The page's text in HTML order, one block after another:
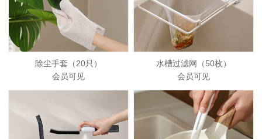
除尘手套（20只）
会员可见
水槽过滤网（50枚）
会员可见